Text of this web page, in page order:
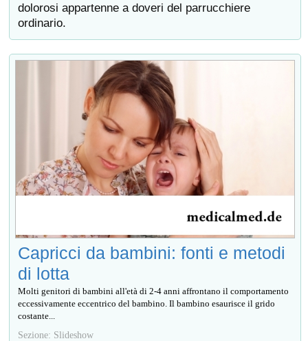
dolorosi appartenne a doveri del parrucchiere
ordinario.
Capricci da bambini: fonti e metodi
di lotta
Molti genitori di bambini all'età di 2-4 anni affrontano il comportamento
eccessivamente eccentrico del bambino. Il bambino esaurisce il grido
costante...
Sezione: Slideshow